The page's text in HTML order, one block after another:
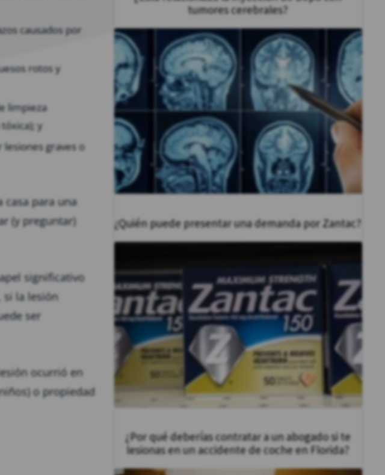
causados ​​por
rotos y
limpieza
y
lesiones graves o
casa para una
(y preguntar)
significativo
si la lesión
ser
ocurrió en
o propiedad
tumores cerebrales?
¿Quién puede presentar una demanda por Zantac?
¿Por qué deberías contratar a un abogado si te
lesionas en un accidente de coche en Florida?